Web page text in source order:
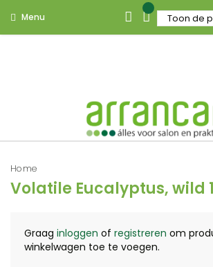
Menu
Home
Volatile Eucalyptus, wild
Graag inloggen of registreren om
winkelwagen toe te voegen.